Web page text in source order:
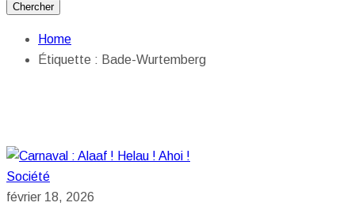
Chercher
Home
Étiquette : Bade-Wurtemberg
Société
février 18, 2026